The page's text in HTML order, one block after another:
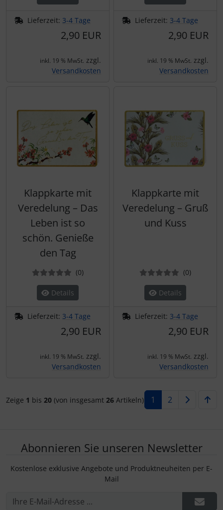
Lieferzeit: 3-4 Tage
2,90 EUR
inkl. 19 % MwSt. zzgl.
Versandkosten
Lieferzeit: 3-4 Tage
2,90 EUR
inkl. 19 % MwSt. zzgl.
Versandkosten
Klappkarte mit
Veredelung – Das
Leben ist so
schön. Genieße
den Tag
(0Bewertungen
)
Details
Lieferzeit: 3-4 Tage
2,90 EUR
inkl. 19 % MwSt. zzgl.
Versandkosten
Klappkarte mit
Veredelung – Gruß
und Kuss
(0)
Details
Lieferzeit: 3-4 Tage
2,90 EUR
inkl. 19 % MwSt. zzgl.
Versandkosten
Zeige 1 bis20 (von insgesamt26 Artikeln) 1 2
Abonnieren Sie unseren Newsletter
Kostenlose exklusive Angebote und Produktneuheiten per E-
Mail